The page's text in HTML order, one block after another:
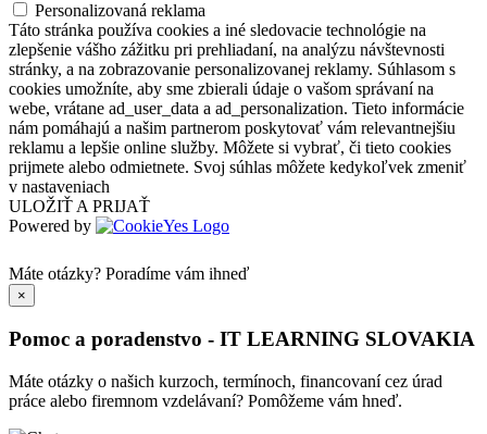
Personalizovaná reklama
Táto stránka používa cookies a iné sledovacie technológie na
zlepšenie vášho zážitku pri prehliadaní, na analýzu návštevnosti
stránky, a na zobrazovanie personalizovanej reklamy. Súhlasom s
cookies umožníte, aby sme zbierali údaje o vašom správaní na
webe, vrátane ad_user_data a ad_personalization. Tieto informácie
nám pomáhajú a našim partnerom poskytovať vám relevantnejšiu
reklamu a lepšie online služby. Môžete si vybrať, či tieto cookies
prijmete alebo odmietnete. Svoj súhlas môžete kedykoľvek zmeniť
v nastaveniach
ULOŽIŤ A PRIJAŤ
Powered by
Máte otázky? Poradíme vám ihneď
×
Pomoc a poradenstvo - IT LEARNING SLOVAKIA
Máte otázky o našich kurzoch, termínoch, financovaní cez úrad
práce alebo firemnom vzdelávaní? Pomôžeme vám hneď.